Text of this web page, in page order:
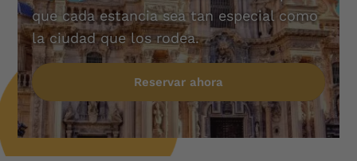
que cada estancia sea tan especial como
la ciudad que los rodea.
Reservar ahora